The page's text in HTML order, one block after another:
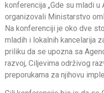
konferencija „Gde su mladi u
organizovali Ministarstvo
Na konferenciji je oko dve
mladih i lokalnih kancelarija
priliku da se upozna sa
razvoj, Ciljevima održivog
preporukama za njihovu